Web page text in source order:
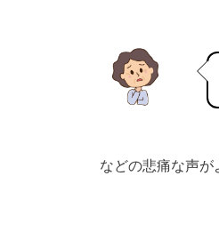
などの悲痛な声が